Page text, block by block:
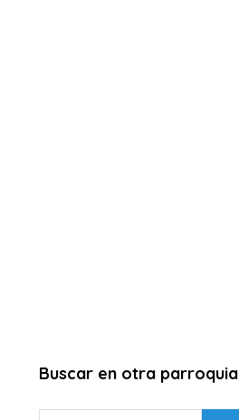
Buscar en otra parroquia